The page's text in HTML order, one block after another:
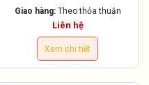
(3.66m)Giao hàng: Theo thỏa thuận
Liên hệ
Xem chi tiết